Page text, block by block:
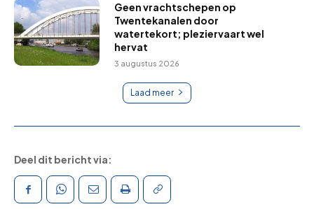
Geen vrachtschepen op
Twentekanalen door
watertekort; pleziervaart wel
hervat
3 augustus 2026
Laad meer
Deel dit bericht via: